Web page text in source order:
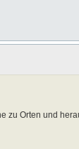
zu Orten und